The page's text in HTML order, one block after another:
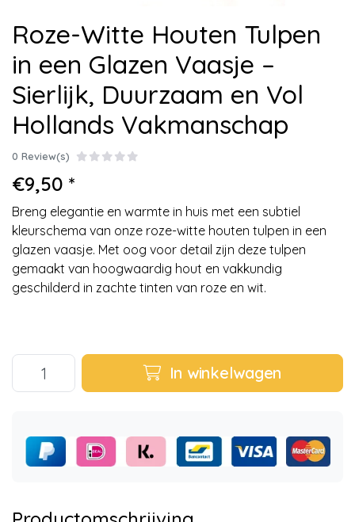
Roze-Witte Houten Tulpen
in een Glazen Vaasje –
Sierlijk, Duurzaam en Vol
Hollands Vakmanschap
0 Review(s)
€9,50 *
Breng elegantie en warmte in huis met een subtiel
kleurschema van onze roze-witte houten tulpen in een
glazen vaasje. Met oog voor detail zijn deze tulpen
gemaakt van hoogwaardig hout en vakkundig
geschilderd in zachte tinten van roze en wit.
In winkelwagen